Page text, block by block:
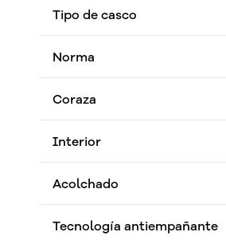
Tipo de casco
Norma
Coraza
Interior
Acolchado
Tecnología antiempañante